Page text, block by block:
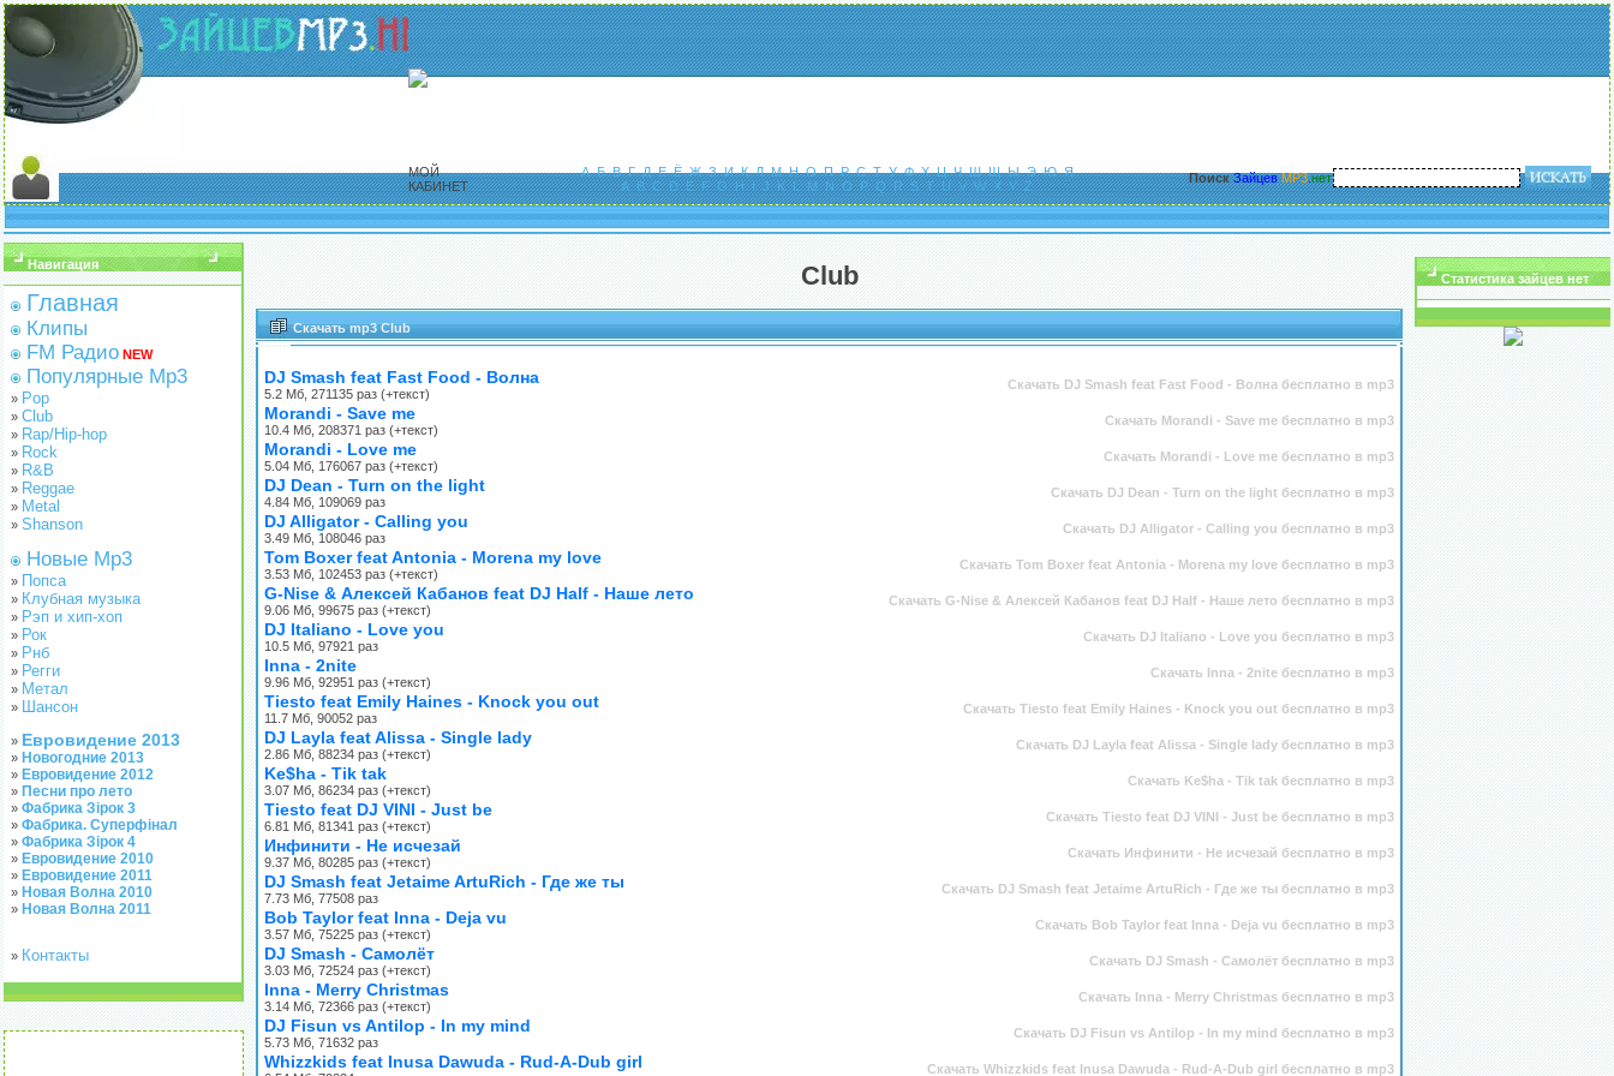
МОЙ
КАБИНЕТ
А Б В Г Д Е Ё Ж З И К Л М Н О П Р С Т У Ф Х Ц Ч Ш Щ Ы Э Ю Я
A B C D E F G H I J K L M N O P Q R S T U V W X Y Z
Поиск Зайцев MP3.нет
Навигация
Главная
Клипы
FM Радио NEW
Популярные Mp3
» Pop
» Club
» Rap/Hip-hop
» Rock
» R&B
» Reggae
» Metal
» Shanson
Новые Mp3
» Попса
» Клубная музыка
» Рэп и хип-хоп
» Рок
» Рнб
» Регги
» Метал
» Шансон
» Евровидение 2013
» Новогодние 2013
» Евровидение 2012
» Песни про лето
» Фабрика Зірок 3
» Фабрика. Суперфінал
» Фабрика Зірок 4
» Евровидение 2010
» Евровидение 2011
» Новая Волна 2010
» Новая Волна 2011
» Контакты
Club
Скачать mp3 Club
DJ Smash feat Fast Food - Волна
5.2 Мб, 271135 раз (+текст)
Скачать DJ Smash feat Fast Food - Волна бесплатно в mp3
Morandi - Save me
10.4 Мб, 208371 раз (+текст)
Скачать Morandi - Save me бесплатно в mp3
Morandi - Love me
5.04 Мб, 176067 раз (+текст)
Скачать Morandi - Love me бесплатно в mp3
DJ Dean - Turn on the light
4.84 Мб, 109069 раз
Скачать DJ Dean - Turn on the light бесплатно в mp3
DJ Alligator - Calling you
3.49 Мб, 108046 раз
Скачать DJ Alligator - Calling you бесплатно в mp3
Tom Boxer feat Antonia - Morena my love
3.53 Мб, 102453 раз (+текст)
Скачать Tom Boxer feat Antonia - Morena my love бесплатно в mp3
G-Nise & Алексей Кабанов feat DJ Half - Наше лето
9.06 Мб, 99675 раз (+текст)
Скачать G-Nise & Алексей Кабанов feat DJ Half - Наше лето бесплатно в mp3
DJ Italiano - Love you
10.5 Мб, 97921 раз
Скачать DJ Italiano - Love you бесплатно в mp3
Inna - 2nite
9.96 Мб, 92951 раз (+текст)
Скачать Inna - 2nite бесплатно в mp3
Tiesto feat Emily Haines - Knock you out
11.7 Мб, 90052 раз
Скачать Tiesto feat Emily Haines - Knock you out бесплатно в mp3
DJ Layla feat Alissa - Single lady
2.86 Мб, 88234 раз (+текст)
Скачать DJ Layla feat Alissa - Single lady бесплатно в mp3
Ke$ha - Tik tak
3.07 Мб, 86234 раз (+текст)
Скачать Ke$ha - Tik tak бесплатно в mp3
Tiesto feat DJ VINI - Just be
6.81 Мб, 81341 раз (+текст)
Скачать Tiesto feat DJ VINI - Just be бесплатно в mp3
Инфинити - Не исчезай
9.37 Мб, 80285 раз (+текст)
Скачать Инфинити - Не исчезай бесплатно в mp3
DJ Smash feat Jetaime ArtuRich - Где же ты
7.73 Мб, 77508 раз
Скачать DJ Smash feat Jetaime ArtuRich - Где же ты бесплатно в mp3
Bob Taylor feat Inna - Deja vu
3.57 Мб, 75225 раз (+текст)
Скачать Bob Taylor feat Inna - Deja vu бесплатно в mp3
DJ Smash - Самолёт
3.03 Мб, 72524 раз (+текст)
Скачать DJ Smash - Самолёт бесплатно в mp3
Inna - Merry Christmas
3.14 Мб, 72366 раз (+текст)
Скачать Inna - Merry Christmas бесплатно в mp3
DJ Fisun vs Antilop - In my mind
5.73 Мб, 71632 раз
Скачать DJ Fisun vs Antilop - In my mind бесплатно в mp3
Whizzkids feat Inusa Dawuda - Rud-A-Dub girl Скачать Whizzkids feat Inusa Dawuda - Rud-A-Dub girl бесплатно в mp3
Статистика зайцев нет